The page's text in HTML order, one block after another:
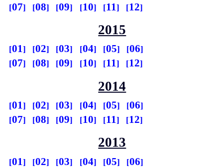
07
08 09 10 11 12
2015
01 02 03 04 05
06
07
08 09 10 11 12
2014
01 02 03 04 05
06
07
08 09 10 11 12
2013
01 02 03 04 05
06